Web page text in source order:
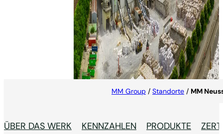
MM Neuss bietet auf seiner hochmodernen
Linerboard-Maschine die gesamte Palette an
Recyclingliner und zusätzlich einige
Recyclingkartonqualitäten (GD2) an.
MM Group / Standorte / MM
ÜBER DAS WERK KENNZAHLEN PRODUKTE